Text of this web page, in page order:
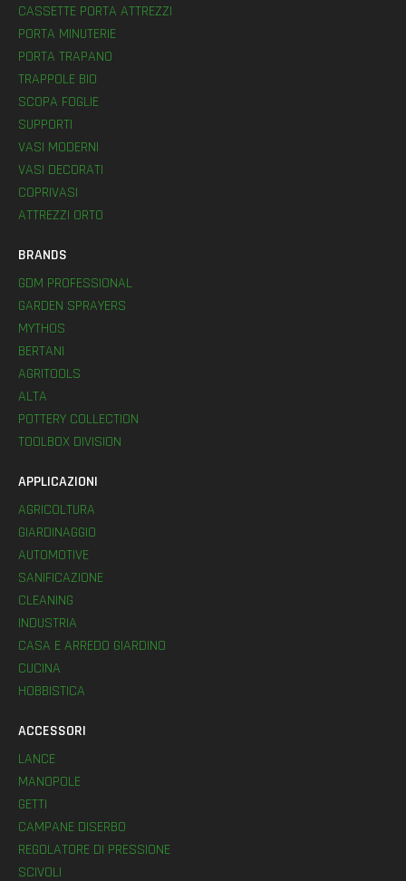
CASSETTE PORTA ATTREZZI
PORTA MINUTERIE
PORTA TRAPANO
TRAPPOLE BIO
SCOPA FOGLIE
SUPPORTI
VASI MODERNI
VASI DECORATI
COPRIVASI
ATTREZZI ORTO
BRANDS
GDM PROFESSIONAL
GARDEN SPRAYERS
MYTHOS
BERTANI
AGRITOOLS
ALTA
POTTERY COLLECTION
TOOLBOX DIVISION
APPLICAZIONI
AGRICOLTURA
GIARDINAGGIO
AUTOMOTIVE
SANIFICAZIONE
CLEANING
INDUSTRIA
CASA E ARREDO GIARDINO
CUCINA
HOBBISTICA
ACCESSORI
LANCE
MANOPOLE
GETTI
CAMPANE DISERBO
REGOLATORE DI PRESSIONE
SCIVOLI